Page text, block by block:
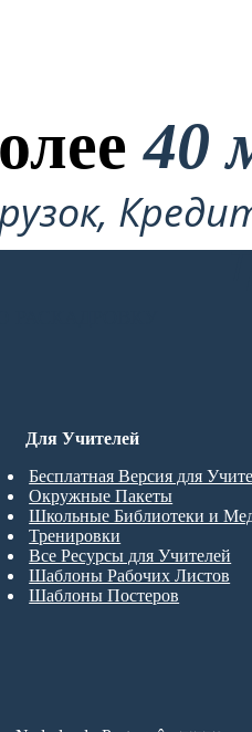
40
Для Учителей
Бесплатная Версия для
Окружные Пакеты
Школьные Библиотеки и
Тренировки
Все Ресурсы для Учителей
Шаблоны Рабочих Листов
Шаблоны Постеров